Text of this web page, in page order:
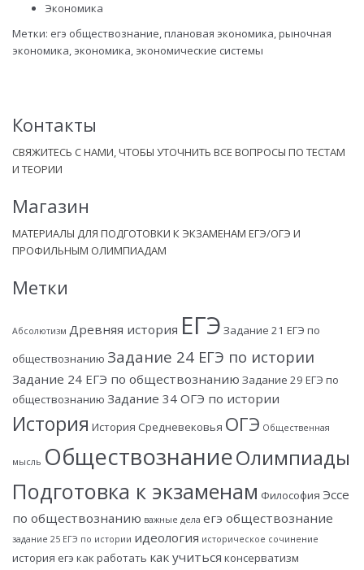
Экономика
Метки: егэ обществознание,плановая экономика,рыночная
экономика, экономика, экономические системы
Контакты
СВЯЖИТЕСЬ С НАМИ, ЧТОБЫ УТОЧНИТЬ ВСЕ ВОПРОСЫ ПО ТЕСТАМ
И ТЕОРИИ
Магазин
МАТЕРИАЛЫ ДЛЯ ПОДГОТОВКИ К ЭКЗАМЕНАМ ЕГЭ/ОГЭ И
ПРОФИЛЬНЫМ ОЛИМПИАДАМ
Метки
Абсолютизм Древняя история ЕГЭ Задание 21 ЕГЭ по
обществознанию Задание 24 ЕГЭ по истории
Задание 24 ЕГЭ по обществознанию Задание 29 ЕГЭ по
обществознанию Задание 34 ОГЭ по истории
История История Средневековья ОГЭ Общественная
мысль ОбществознаниеОлимпиады
Подготовка к экзаменам Философия Эссе
по обществознанию важные дела егэ обществознание
задание 25 ЕГЭ по истории идеология историческое сочинение
история егэ как работать как учиться консерватизм